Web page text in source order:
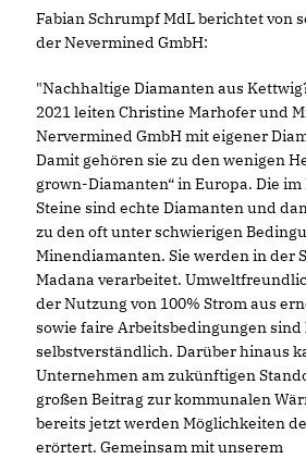
Fabian Schrumpf MdL berichtet von
der Nevermined GmbH:
"Nachhaltige Diamanten aus
2021 leiten Christine Marhofer und
Nervermined GmbH mit eigener
Damit gehören sie zu den wenigen
grown-Diamanten“ in Europa. Die
Steine sind echte Diamanten und
zu den oft unter schwierigen
Minendiamanten. Sie werden in der
Madana verarbeitet.
der Nutzung von 100% Strom aus
sowie faire Arbeitsbedingungen sind
selbstverständlich. Darüber hinaus
Unternehmen am zukünftigen
großen Beitrag zur kommunalen
bereits jetzt werden Möglichkeiten
erörtert. Gemeinsam mit unserem